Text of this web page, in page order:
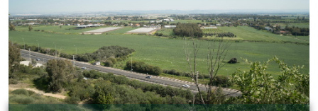
לצפייה בפרויקט